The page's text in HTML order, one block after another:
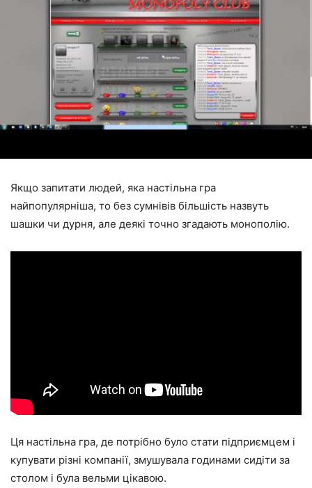
Якщо запитати людей, яка настільна гра
найпопулярніша, то без сумнівів більшість назвуть
шашки чи дурня, але деякі точно згадають монополію.
Ця настільна гра, де потрібно було стати підприємцем і
купувати різні компанії, змушувала годинами сидіти за
столом і була вельми цікавою.